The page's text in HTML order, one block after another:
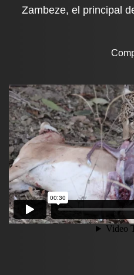
Zambeze, el principal